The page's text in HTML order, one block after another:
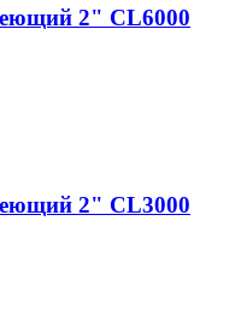
2" CL6000
2" CL3000